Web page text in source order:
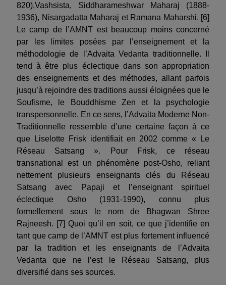
820),Vashsista, Siddharameshwar Maharaj (1888-
1936), Nisargadatta Maharaj et Ramana Maharshi. [6]
Le camp de l’AMNT est beaucoup moins concerné
par les limites posées par l’enseignement et la
méthodologie de l’Advaita Vedanta traditionnelle. Il
tend à être plus éclectique dans son appropriation
des enseignements et des méthodes, allant parfois
jusqu’à rejoindre des traditions aussi éloignées que le
Soufisme, le Bouddhisme Zen et la psychologie
transpersonnelle. En ce sens, l’Advaita Moderne Non-
Traditionnelle ressemble d’une certaine façon à ce
que Liselotte Frisk identifiait en 2002 comme « Le
Réseau Satsang ». Pour Frisk, ce réseau
transnational est un phénomène post-Osho, reliant
nettement plusieurs enseignants clés du Réseau
Satsang avec Papaji et l’enseignant spirituel
éclectique Osho (1931-1990), connu plus
formellement sous le nom de Bhagwan Shree
Rajneesh. [7] Quoi qu’il en soit, ce que j’identifie en
tant que camp de l’AMNT est plus fortement influencé
par la tradition et les enseignants de l’Advaita
Vedanta que ne l’est le Réseau Satsang, plus
diversifié dans ses sources.